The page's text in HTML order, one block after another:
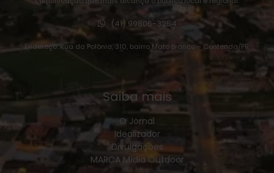
(41) 99806-3254
Endereço: Rua da Polônia, 310, bairro Mato Branco – Contenda/PR.
Saiba mais
O Jornal
Idealizador
Divulgações
MARCA Mídia Outdoor